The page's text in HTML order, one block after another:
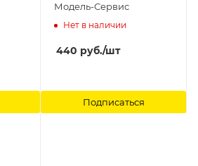
Модель-Сервис
Нет в наличии
440 руб./шт
Подписаться